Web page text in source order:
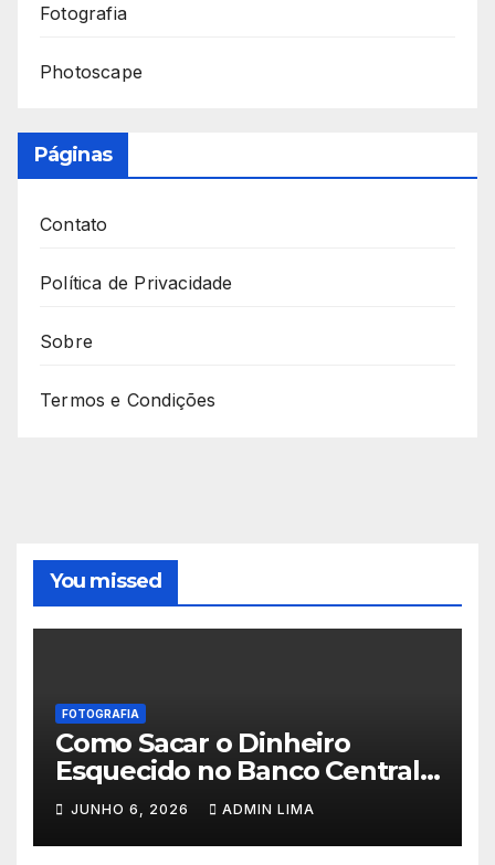
Fotografia
Photoscape
Páginas
Contato
Política de Privacidade
Sobre
Termos e Condições
You missed
FOTOGRAFIA
Como Sacar o Dinheiro
Esquecido no Banco Central:
Passo a Passo do SVR
JUNHO 6, 2026 ADMIN LIMA